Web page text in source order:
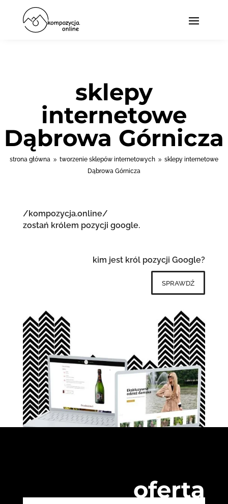
sklepy
internetowe
Dąbrowa Górnicza
strona główna 9 tworzenie sklepów internetowych 9 sklepy internetowe
Dąbrowa Górnicza
/kompozycja.online/
zostań królem pozycji google.
kim jest król pozycji Google?
sprawdź
oferta